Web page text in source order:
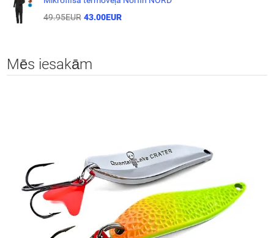
49.95EUR 43.00EUR
Mēs iesakām